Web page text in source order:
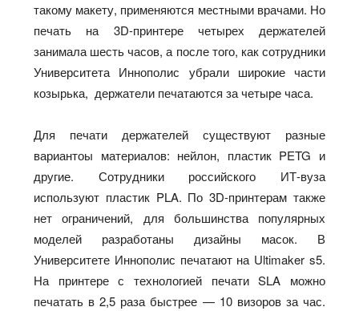
такому макету, применяются местными врачами. Но
печать на 3D-принтере четырех держателей
занимала шесть часов, а после того, как сотрудники
Университета Иннополис убрали широкие части
козырька, держатели печатаются за четыре часа.
Для печати держателей существуют разные
вариантоы материалов: нейлон, пластик PETG и
другие. Сотрудники российского ИТ-вуза
используют пластик PLA. По 3D-принтерам также
нет ограничений, для большинства популярных
моделей разработаны дизайны масок. В
Университете Иннополис печатают на Ultimaker s5.
На принтере с технологией печати SLA можно
печатать в 2,5 раза быстрее — 10 визоров за час.